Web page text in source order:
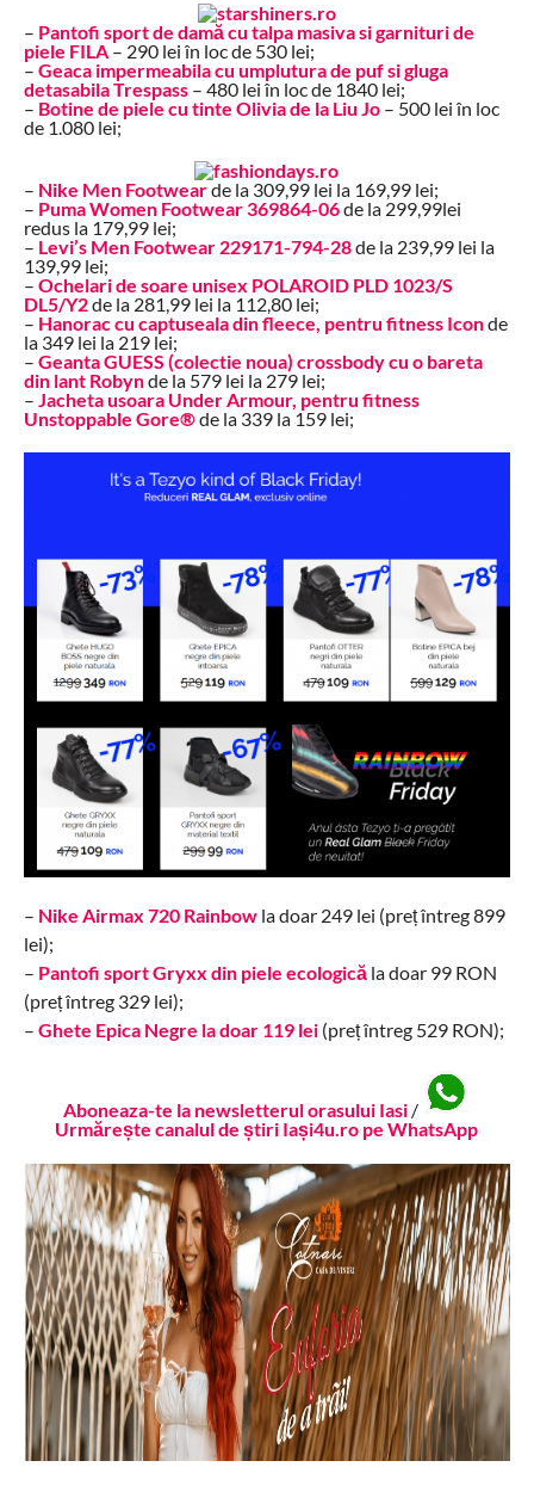
– Pantofi sport de damă cu talpa masiva si garnituri de
piele FILA– 290 lei în loc de 530 lei;
– Geaca impermeabila cu umplutura de puf si gluga
detasabila Trespass– 480 lei în loc de 1840 lei;
– Botine de piele cu tinte Olivia de la Liu Jo– 500 lei în loc
de 1.080 lei;
– Nike Men Footwearde la 309,99 lei la 169,99 lei;
– Puma Women Footwear 369864-06de la 299,99lei
redus la 179,99 lei;
– Levi’s Men Footwear 229171-794-28de la 239,99 lei la
139,99 lei;
– Ochelari de soare unisex POLAROID PLD 1023/S
DL5/Y2de la 281,99 lei la 112,80 lei;
– Hanorac cu captuseala din fleece, pentru fitness Iconde
la 349 lei la 219 lei;
– Geanta GUESS (colectie noua) crossbody cu o bareta
din lant Robynde la 579 lei la 279 lei;
– Jacheta usoara Under Armour, pentru fitness
Unstoppable Gore®de la 339 la 159 lei;
– Nike Airmax 720 Rainbowla doar 249 lei (preț întreg 899
lei);
– Pantofi sport Gryxx din piele ecologicăla doar 99 RON
(preț întreg 329 lei);
– Ghete Epica Negre la doar 119 lei(preț întreg 529 RON);
Aboneaza-te la newsletterul orasului Iasi /
Urmărește canalul de știri Iași4u.ro pe WhatsApp